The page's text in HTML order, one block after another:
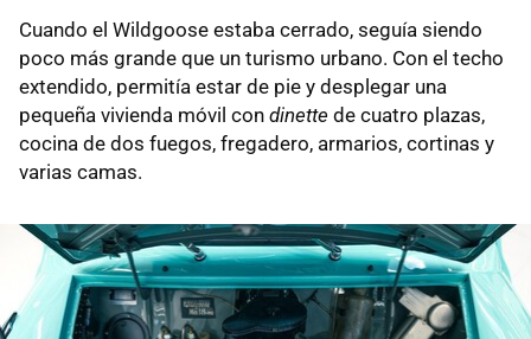
Cuando el Wildgoose estaba cerrado, seguía siendo
poco más grande que un turismo urbano. Con el techo
extendido, permitía estar de pie y desplegar una
pequeña vivienda móvil con dinette de cuatro plazas,
cocina de dos fuegos, fregadero, armarios, cortinas y
varias camas.